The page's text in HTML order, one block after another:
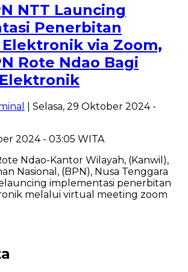
NTT Launcing
Penerbitan
via Zoom,
Rote Ndao Bagi
| Selasa, 29 Oktober 2024 -
2024 - 03:05 WITA
Ndao-Kantor Wilayah, (Kanwil),
Nasional, (BPN), Nusa Tenggara
implementasi penerbitan
melalui virtual meeting zoom